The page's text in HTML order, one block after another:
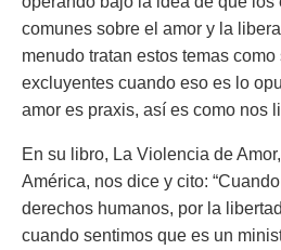
comunes sobre el amor y la
menudo tratan estos temas
excluyentes cuando eso es lo
amor es praxis, así es como nos
En su libro, La Violencia de
América, nos dice y cito:
derechos humanos, por la
cuando sentimos que es un